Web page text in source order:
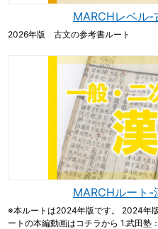
MARCHレベル-
2026年版 古文の参考書ルート
MARCHルート-
※本ルートは2024年版です。 2024
ートの本編動画はコチラから 1.武田塾